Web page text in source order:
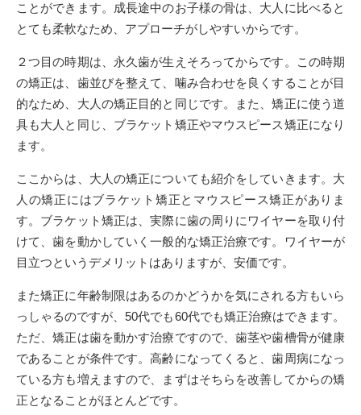
ことができます。成長途中のお子様の骨は、大人に比べると
とても柔軟なため、アプローチがしやすいからです。
２つ目の時期は、永久歯が生えそろってからです。この時期
の矯正は、歯並びを整えて、噛み合わせを良くすることが目
的なため、大人の矯正目的と同じです。また、矯正に使う道
具も大人と同じ、ブラケット矯正やマウスピース矯正になり
ます。
ここからは、大人の矯正についても紹介をしていきます。大
人の矯正にはブラケット矯正とマウスピース矯正がありま
す。ブラケット矯正は、実際に歯の周りにワイヤーを取り付
けて、歯を動かしていく一般的な矯正治療です。ワイヤーが
目立つというデメリットはありますが、安価です。
また矯正に年齢制限はあるのかどうかを気にされる方もいら
っしゃるのですが、50代でも60代でも矯正治療はできます。
ただ、矯正は歯を動かす治療ですので、歯茎や歯槽骨が健康
であることが条件です。高齢になってくると、歯周病になっ
ている方も増えますので、まずはそちらを改善してからの矯
正となることがほとんどです。